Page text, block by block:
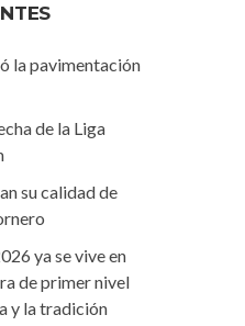
la pavimentación
de la Liga
su calidad de
ya se vive en
de primer nivel
y la tradición